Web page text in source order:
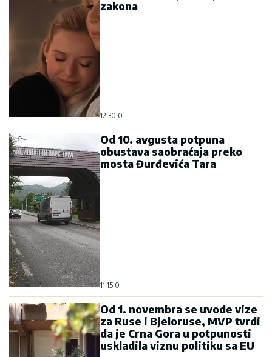
zakona
12:30|0
Od 10. avgusta potpuna
obustava saobraćaja preko
mosta Đurđevića Tara
11:15|0
Od 1. novembra se uvode vize
za Ruse i Bjeloruse, MVP tvrdi
da je Crna Gora u potpunosti
uskladila viznu politiku sa EU